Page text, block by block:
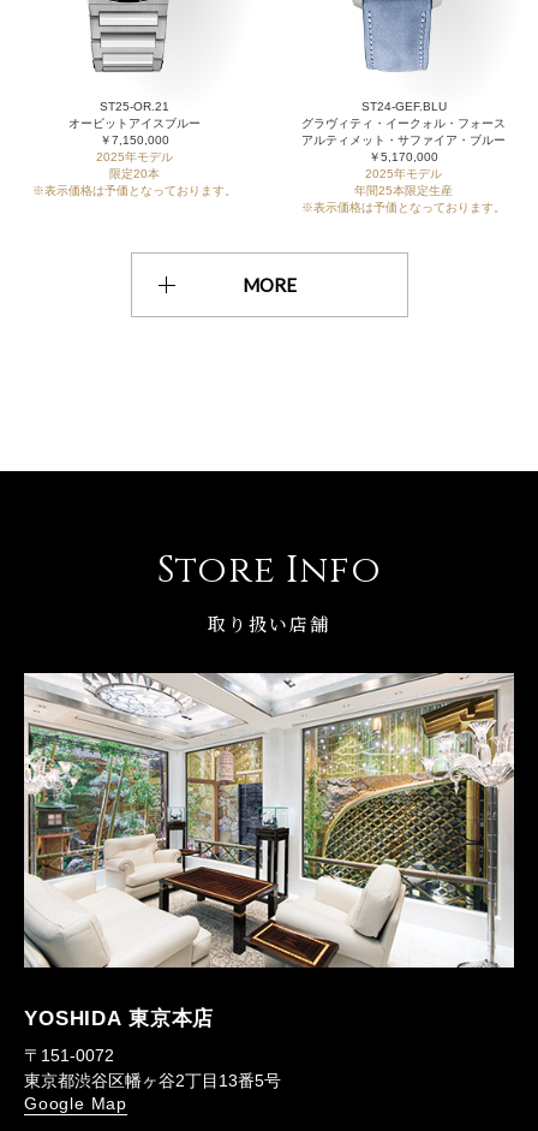
ST25-OR.21
オービットアイスブルー
￥7,150,000
2025年モデル
限定20本
※表示価格は予価となっております。
ST24-GEF.BLU
グラヴィティ・イークォル・フォース
アルティメット・サファイア・ブルー
￥5,170,000
2025年モデル
年間25本限定生産
※表示価格は予価となっております。
MORE
Store Info
取り扱い店舗
YOSHIDA 東京本店
〒151-0072
東京都渋谷区幡ヶ谷2丁目13番5号
Google Map